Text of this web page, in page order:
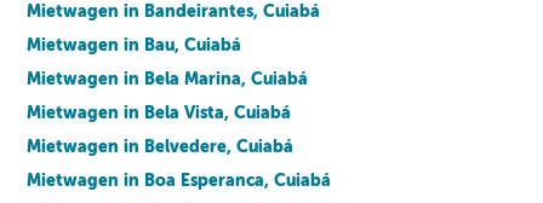
Mietwagen in Bandeirantes, Cuiabá
Mietwagen in Bau, Cuiabá
Mietwagen in Bela Marina, Cuiabá
Mietwagen in Bela Vista, Cuiabá
Mietwagen in Belvedere, Cuiabá
Mietwagen in Boa Esperanca, Cuiabá